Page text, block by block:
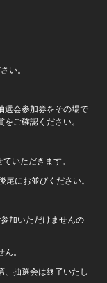
い。
選会参加券をその場で
ご確認ください。
いただきます。
にお並びください。
加いただけませんの
。
抽選会は終了いたし